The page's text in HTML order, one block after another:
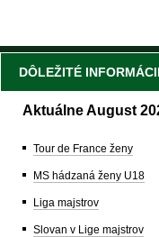
DÔLEŽITÉ
Aktuálne August
Tour de France ženy
MS hádzaná ženy U18
Liga majstrov
Slovan v Lige majstrov